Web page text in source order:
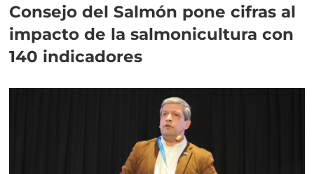
Consejo del Salmón pone cifras al
impacto de la salmonicultura con
140 indicadores